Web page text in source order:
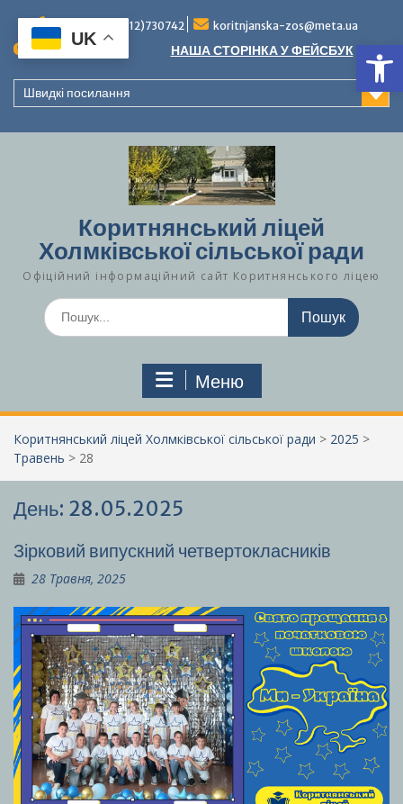
вмісту
Тел./факс (0312)730742 koritnjanska-zos@meta.ua
Повідомлення: НАША СТОРІНКА У ФЕЙСБУК
Швидкі посилання
Коритнянський ліцей
Холмківської сільської ради
Офіційний інформаційний сайт Коритнянського ліцею
Шукати:
Меню
Коритнянський ліцей Холмківської сільської ради > 2025 >
Травень > 28
День: 28.05.2025
Зірковий випускний четвертокласників
28 Травня, 2025
UK